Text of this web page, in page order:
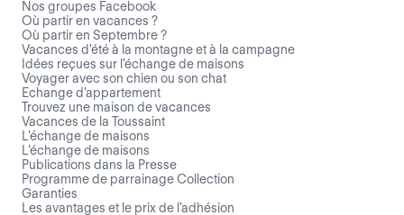
Nos groupes Facebook
Où partir en vacances ?
Où partir en Septembre ?
Vacances d'été à la montagne et à la campagne
Idées reçues sur l'échange de maisons
Voyager avec son chien ou son chat
Echange d'appartement
Trouvez une maison de vacances
Vacances de la Toussaint
L’échange de maisons
L’échange de maisons
Publications dans la Presse
Programme de parrainage Collection
Garanties
Les avantages et le prix de l'adhésion